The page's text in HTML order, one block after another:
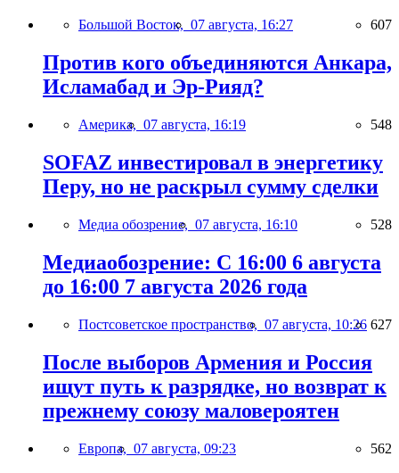
Большой Восток, 07 августа, 16:27 607
Против кого объединяются Анкара,
Исламабад и Эр-Рияд?
Америка, 07 августа, 16:19 548
SOFAZ инвестировал в энергетику
Перу, но не раскрыл сумму сделки
Медиа обозрение, 07 августа, 16:10 528
Медиаобозрение: С 16:00 6 августа
до 16:00 7 августа 2026 года
Постсоветское пространство, 07 августа, 10:26 627
После выборов Армения и Россия
ищут путь к разрядке, но возврат к
прежнему союзу маловероятен
Европа, 07 августа, 09:23 562